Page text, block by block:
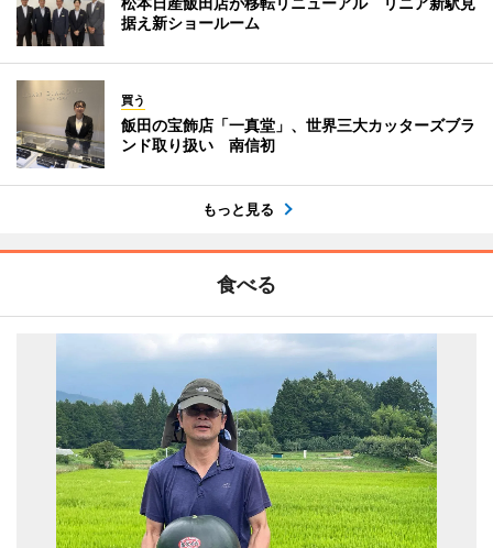
据え新ショールーム
買う
飯田の宝飾店「一真堂」、世界三大カッターズブラ
ンド取り扱い 南信初
もっと見る
食べる